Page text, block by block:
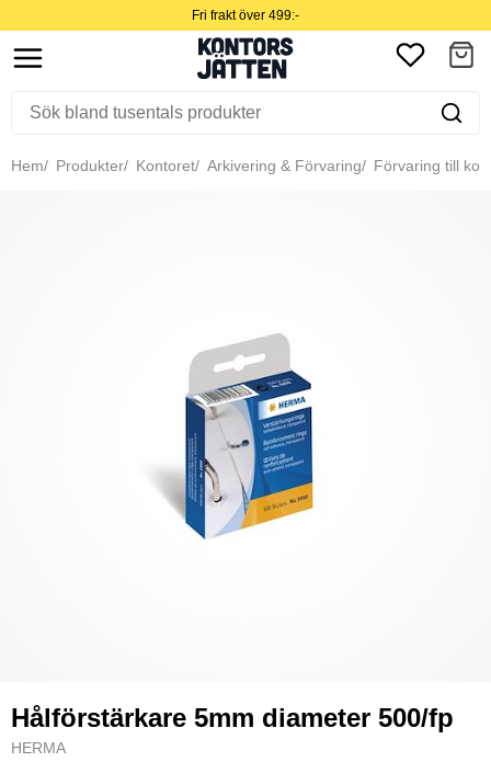
Fri frakt över 499:-
Hem Produkter Kontoret Arkivering & Förvaring Förvaring till
Hålförstärkare 5mm diameter 500/fp
HERMA